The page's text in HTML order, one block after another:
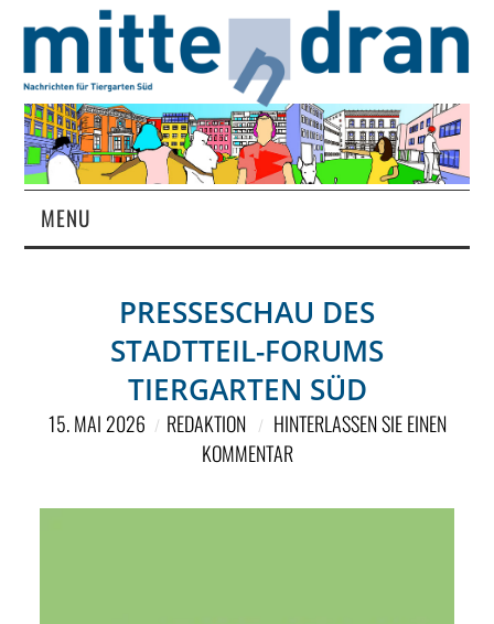
MENU
MAGAZIN
ÜBER UNS
RUBRIKEN
PRESSESCHAU DES
STADTTEIL-FORUMS
TIERGARTEN SÜD
15. MAI 2026 REDAKTION
HINTERLASSEN SIE EINEN
KOMMENTAR